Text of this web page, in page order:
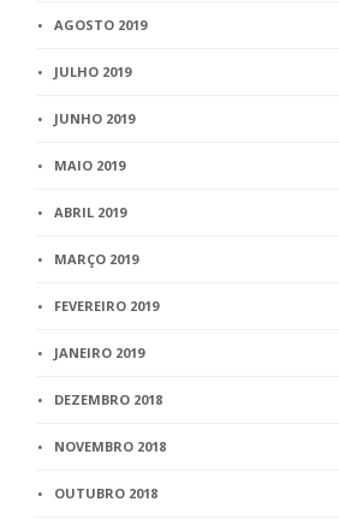
AGOSTO 2019
JULHO 2019
JUNHO 2019
MAIO 2019
ABRIL 2019
MARÇO 2019
FEVEREIRO 2019
JANEIRO 2019
DEZEMBRO 2018
NOVEMBRO 2018
OUTUBRO 2018